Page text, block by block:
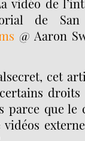
vidéo de
de
@ Aaron
cet
droits
parce que le